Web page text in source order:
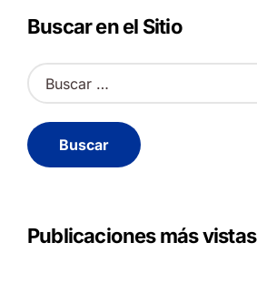
Buscar en el Sitio
B
u
c
a
Publicaciones más vistas